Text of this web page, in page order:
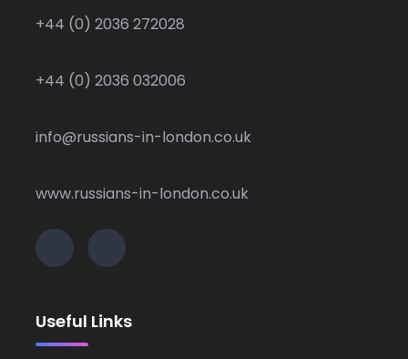
+44 (0) 2036 272028
+44 (0) 2036 032006
info@russians-in-london.co.uk
www.russians-in-london.co.uk
Useful Links